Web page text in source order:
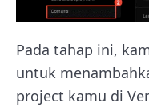
Pada tahap ini,
untuk
project kamu di